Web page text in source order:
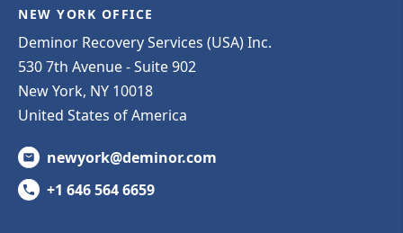
NEW YORK OFFICE
Deminor Recovery Services (USA) Inc.
530 7th Avenue - Suite 902
New York, NY 10018
United States of America
newyork@deminor.com
+1 646 564 6659